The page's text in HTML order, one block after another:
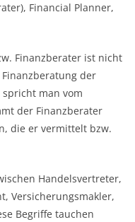
Financial Planner,
Finanzberater ist nicht
der
man vom
der Finanzberater
die er vermittelt bzw.
Handelsvertreter,
Versicherungsmakler,
Begriffe tauchen